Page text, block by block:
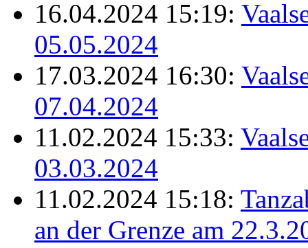
16.04.2024 15:19:
05.05.2024
17.03.2024 16:30:
07.04.2024
11.02.2024 15:33:
03.03.2024
11.02.2024 15:18:
an der Grenze am